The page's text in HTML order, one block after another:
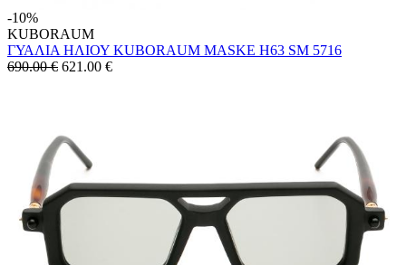
-10%
KUBORAUM
ΓΥΑΛΙΑ ΗΛΙΟΥ KUBORAUM MASKE H63 SM 5716
690.00 € 621.00 €